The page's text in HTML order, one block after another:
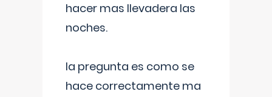
hacer mas llevadera las
noches.
la pregunta es como se
hace correctamente ma